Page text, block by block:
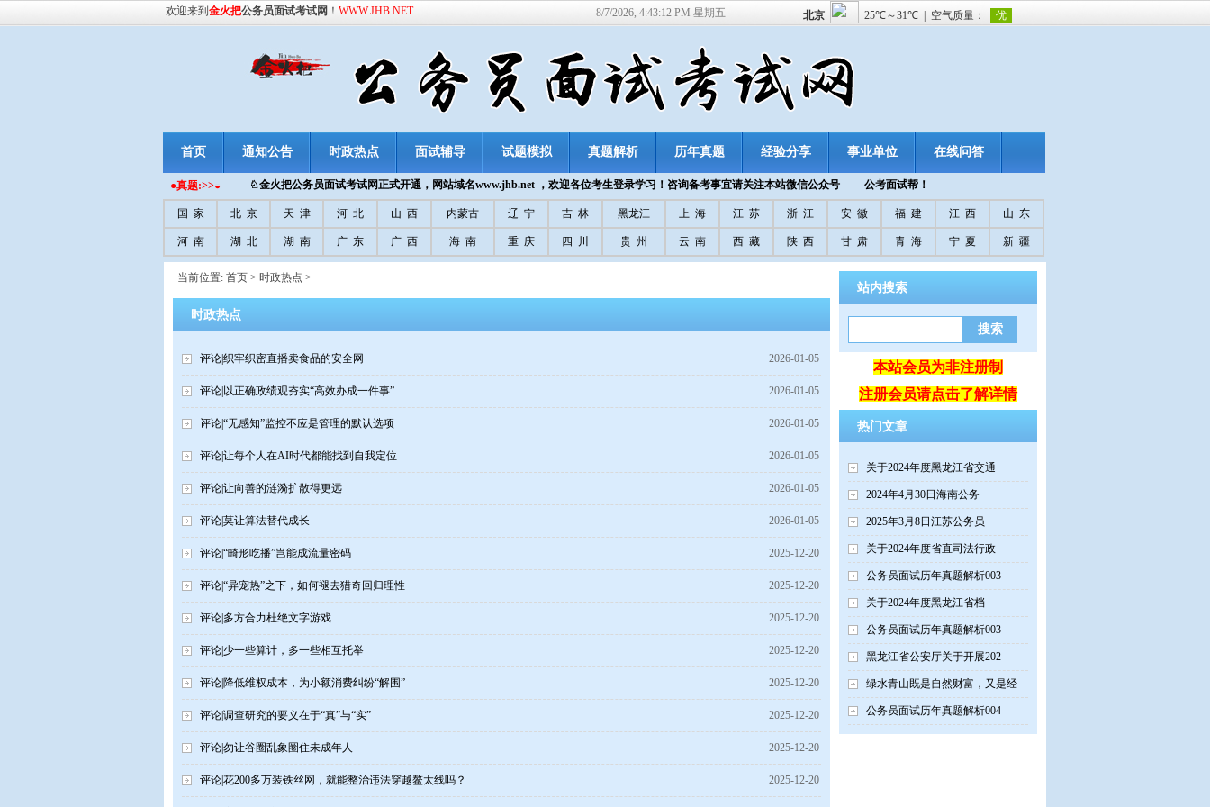
首页 通知公告 时政热点 面试辅导 试题模拟 真题解析 历年真题 经验分享 事业单位 在线问答
8/7/2026, 4:43:13 PM 星期五
欢迎来到 金火把公务员面试考试网 ！ WWW.JHB.NET
国 家 北 京 天 津 河 北 山 西 内蒙古 辽 宁 吉 林 黑龙江 上 海 江 苏 浙 江 安 徽 福 建 江 西 山 东
河 南 湖 北 湖 南 广 东 广 西 海 南 重 庆 四 川 贵 州 云 南 西 藏 陕 西 甘 肃 青 海 宁 夏 新 疆
●真题:>>◒ ♘金火把公务员面试考试网正式开通，网站域名www.jhb.net ，欢迎各位考生登录学习！咨询备考事宜请关注本站微信公众号—— 公考面试帮！
站内搜索
本站会员为非注册制
注册会员请点击了解详情
热门文章
关于2024年度黑龙江省交通
2024年4月30日海南公务
2025年3月8日江苏公务员
关于2024年度省直司法行政
公务员面试历年真题解析003
关于2024年度黑龙江省档
公务员面试历年真题解析003
黑龙江省公安厅关于开展202
绿水青山既是自然财富，又是经
公务员面试历年真题解析004
当前位置: 首页 > 时政热点 >
时政热点
2026-01-05
评论|织牢织密直播卖食品的安全网
2026-01-05
评论|以正确政绩观夯实“高效办成一件事”
2026-01-05
评论|“无感知”监控不应是管理的默认选项
2026-01-05
评论|让每个人在AI时代都能找到自我定位
2026-01-05
评论|让向善的涟漪扩散得更远
2026-01-05
评论|莫让算法替代成长
2025-12-20
评论|“畸形吃播”岂能成流量密码
2025-12-20
评论|“异宠热”之下，如何褪去猎奇回归理性
2025-12-20
评论|多方合力杜绝文字游戏
2025-12-20
评论|少一些算计，多一些相互托举
2025-12-20
评论|降低维权成本，为小额消费纠纷“解围”
2025-12-20
评论|调查研究的要义在于“真”与“实”
2025-12-20
评论|勿让谷圈乱象圈住未成年人
2025-12-20
评论|花200多万装铁丝网，就能整治违法穿越鳌太线吗？